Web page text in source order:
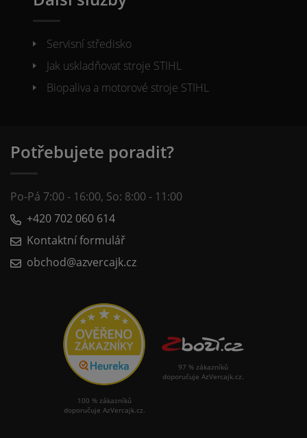
Servisní středisko
Jak uskladňovat stroje STIHL
Biopaliva a motorové stroje STIHL
Potřebujete poradit?
Po-Pá 7:00 - 16:00, So: 8:00 - 11:00
+420 702 060 614
Kontaktní formulář
obchod@azvercajk.cz
100 % zákazníků
doporučuje AzVercajk.cz.
97 % zákazníků
doporučuje AzVercajk.cz.